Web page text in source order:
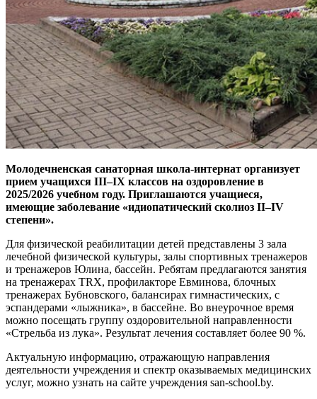
Молодечненская санаторная школа-интернат организует
прием учащихся III–IX классов на оздоровление в
2025/2026 учебном году. Приглашаются учащиеся,
имеющие заболевание «идиопатический сколиоз II–IV
степени».
Для физической реабилитации детей представлены 3 зала
лечебной физической культуры, залы спортивных тренажеров
и тренажеров Юлина, бассейн. Ребятам предлагаются занятия
на тренажерах TRX, профилакторе Евминова, блочных
тренажерах Бубновского, балансирах гимнастических, с
эспандерами «лыжника», в бассейне. Во внеурочное время
можно посещать группу оздоровительной направленности
«Стрельба из лука». Результат лечения составляет более 90 %.
Актуальную информацию, отражающую направления
деятельности учреждения и спектр оказываемых медицинских
услуг, можно узнать на сайте учреждения san-school.by.